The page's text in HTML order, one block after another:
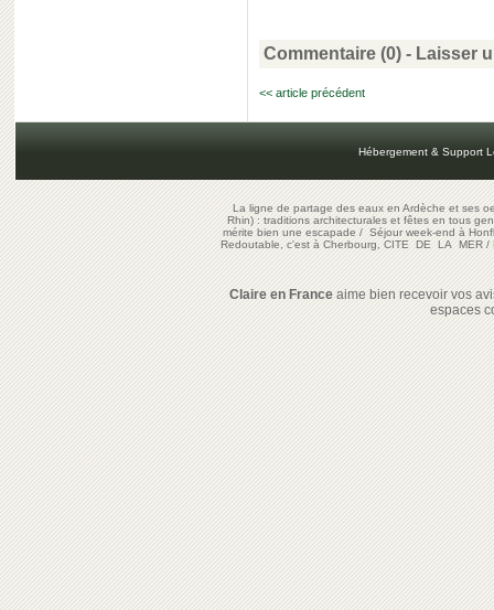
Commentaire (0) - Laisser
<< article précédent
Hébergement & Support
La ligne de partage des eaux en Ardèche et ses
Rhin) : traditions architecturales et fêtes en tous
mérite bien une escapade/Séjour week-end à
Redoutable, c'est à Cherbourg, CITE DE LA MER/
Claire en Franceaime bien recevoir vos
espaces